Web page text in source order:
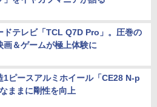
ドテレビ「TCL Q7D Pro」。圧巻の
画＆ゲームが極上体験に
1ピースアルミホイール「CE28 N-p
ままに剛性を向上